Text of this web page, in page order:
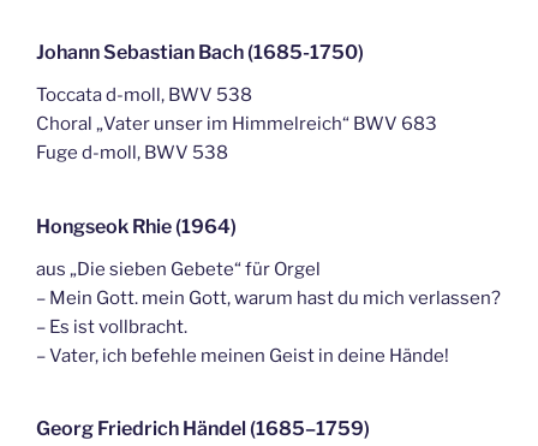
Johann Sebastian Bach (1685-1750)
Toccata d-moll, BWV 538
Choral „Vater unser im Himmelreich“ BWV 683
Fuge d-moll, BWV 538
Hongseok Rhie (1964)
aus „Die sieben Gebete“ für Orgel
– Mein Gott. mein Gott, warum hast du mich verlassen?
– Es ist vollbracht.
– Vater, ich befehle meinen Geist in deine Hände!
Georg Friedrich Händel (1685–1759)